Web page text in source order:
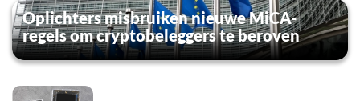
Oplichters misbruiken nieuwe MiCA-
regels om cryptobeleggers te beroven